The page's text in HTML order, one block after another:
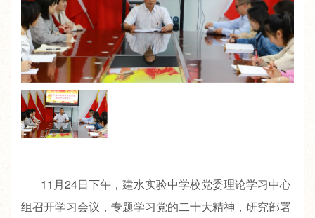
11月24日下午，建水实验中学校党委理论学习中心
组召开学习会议，专题学习党的二十大精神，研究部署